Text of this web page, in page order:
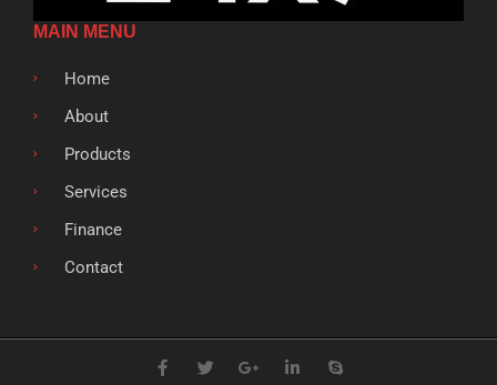
MAIN MENU
Home
About
Products
Services
Finance
Contact
a
c
w
i
o
o
i
n
k
y